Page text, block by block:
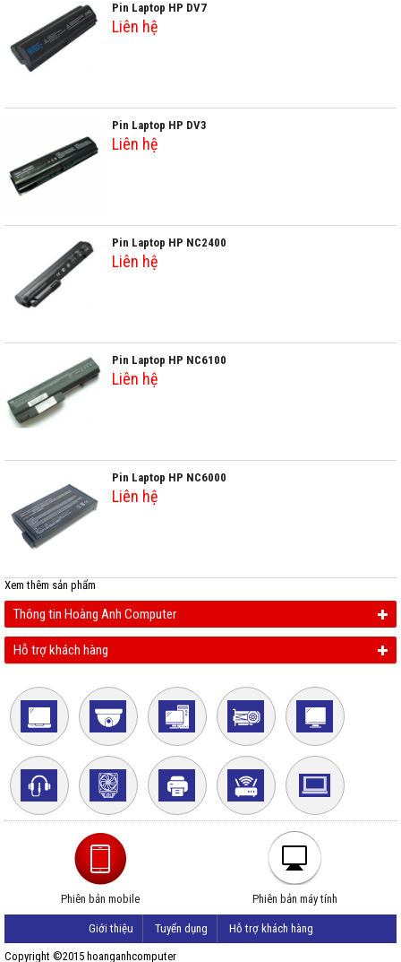
Pin Laptop HP DV7
Liên hệ
Pin Laptop HP DV3
Liên hệ
Pin Laptop HP NC2400
Liên hệ
Pin Laptop HP NC6100
Liên hệ
Pin Laptop HP NC6000
Liên hệ
Xem thêm sản phẩm
Thông tin Hoàng Anh Computer
Hỗ trợ khách hàng
Phiên bản mobile Phiên bản máy tính
Giới thiệu Tuyển dụng Hỗ trợ khách hàng
Copyright ©2015 hoanganhcomputer